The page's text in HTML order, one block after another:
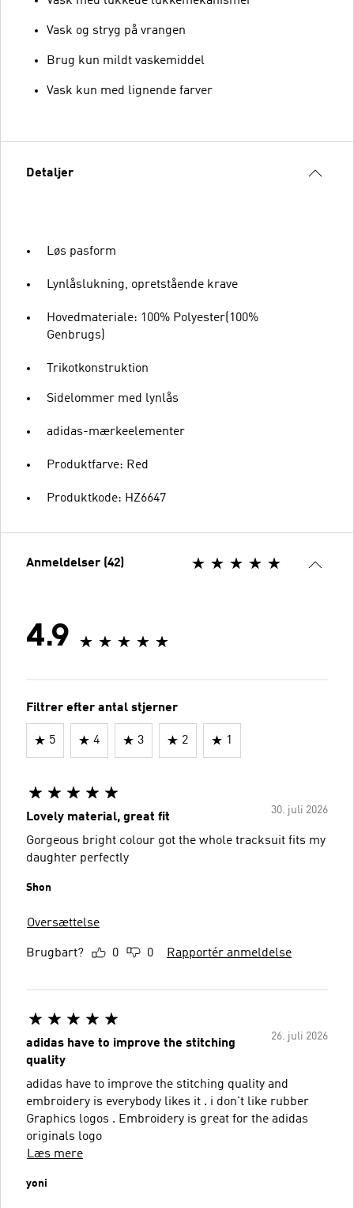
Vask og stryg på vrangen
Brug kun mildt vaskemiddel
Vask kun med lignende farver
Detaljer
Løs pasform
Lynlåslukning, opretstående krave
Hovedmateriale: 100% Polyester(100%
Genbrugs)
Trikotkonstruktion
Sidelommer med lynlås
adidas-mærkeelementer
Produktfarve: Red
Produktkode: HZ6647
Anmeldelser (42)
4.9
Filtrer efter antal stjerner
5 4 3 2 1
30. juli 2026
Lovely material, great fit
Gorgeous bright colour got the whole tracksuit fits my
daughter perfectly
Shon
Oversættelse
Brugbart? 0 0 Rapportér anmeldelse
26. juli 2026
adidas have to improve the stitching
quality
adidas have to improve the stitching quality and
embroidery is everybody likes it . i don't like rubber
Graphics logos . Embroidery is great for the adidas
originals logo
Læs mere
yoni